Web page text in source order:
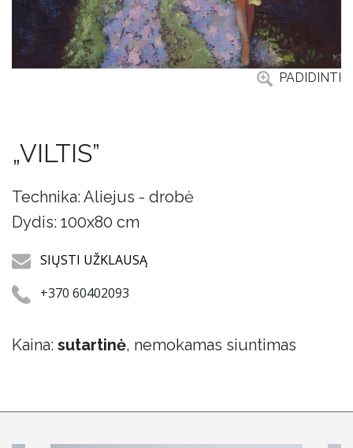
PADIDINTI
„VILTIS”
Technika: Aliejus - drobė
Dydis: 100x80 cm
SIŲSTI UŽKLAUSĄ
+370 60402093
Kaina: sutartinė, nemokamas siuntimas